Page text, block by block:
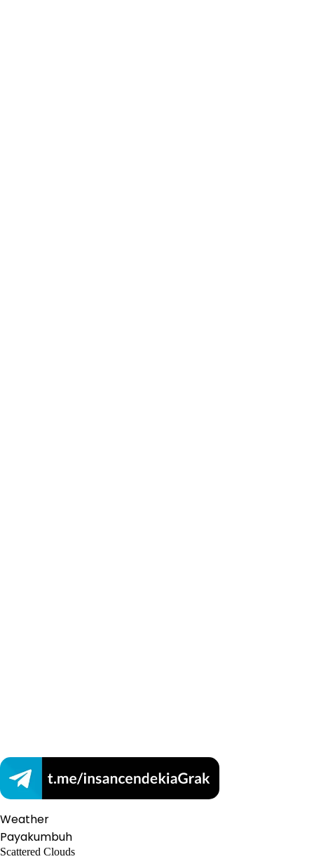
Weather
Payakumbuh
Scattered Clouds